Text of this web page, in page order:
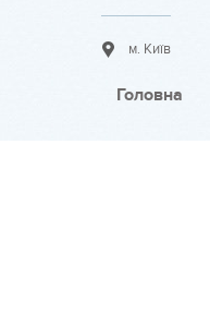
м. Київ
Головна